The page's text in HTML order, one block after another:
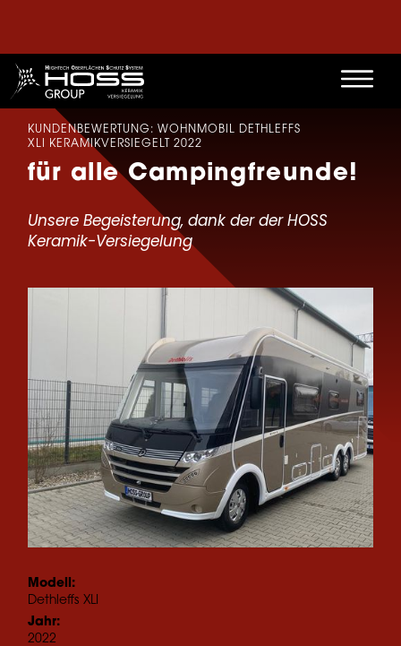
KUNDENBEWERTUNG: WOHNMOBIL DETHLEFFS
XLI KERAMIKVERSIEGELT 2022
für alle Campingfreunde!
Unsere Begeisterung, dank der der HOSS
Keramik-Versiegelung
Modell:
Dethleffs XLI
Jahr:
2022